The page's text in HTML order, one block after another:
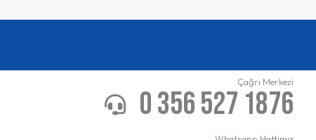
Çağrı Merkezi
0 356 527 1876